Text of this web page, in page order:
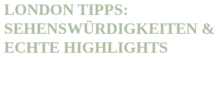
LONDON TIPPS:
SEHENSWÜRDIGKEITEN &
ECHTE HIGHLIGHTS